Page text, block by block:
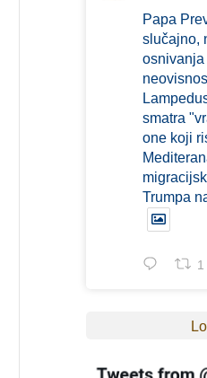
Papa
slučajno,
smatra
one koji
Trumpa
1